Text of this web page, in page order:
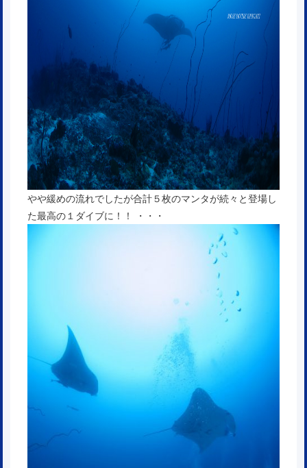
やや緩めの流れでしたが合計５枚のマンタが続々と登場し
た最高の１ダイブに！！ ・・・